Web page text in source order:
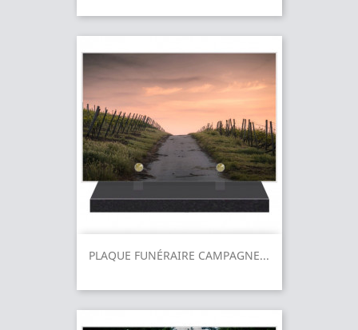
PLAQUE FUNÉRAIRE CAMPAGNE...